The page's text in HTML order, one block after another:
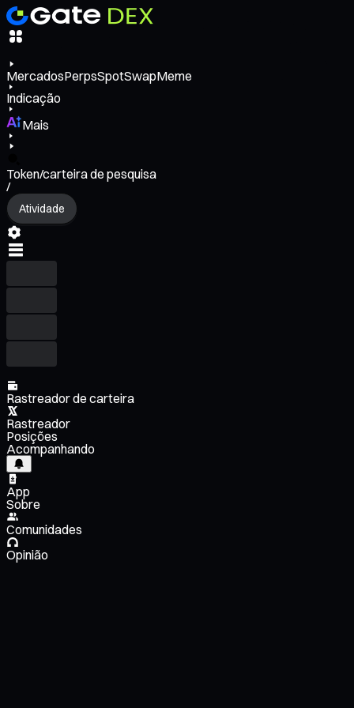
MercadosPerpsSpotSwapMeme
Indicação
Mais
Token/carteira de pesquisa
/
Atividade
Rastreador de carteira
Rastreador
Posições
Acompanhando
App
Sobre
Comunidades
Opinião